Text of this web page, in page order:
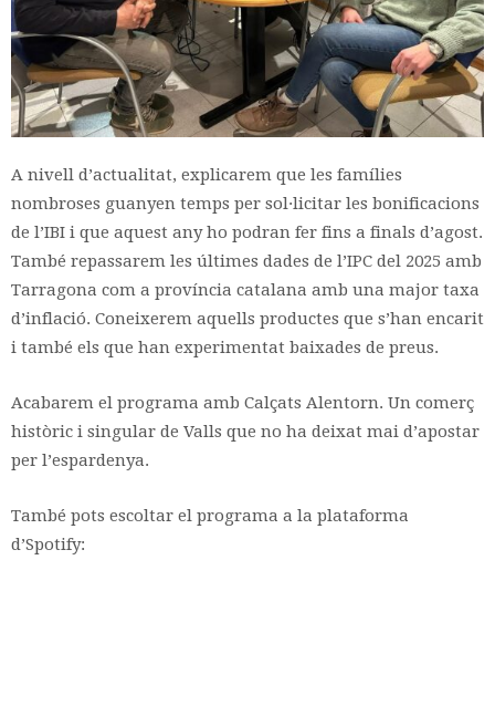
A nivell d’actualitat, explicarem que les famílies
nombroses guanyen temps per sol·licitar les bonificacions
de l’IBI i que aquest any ho podran fer fins a finals d’agost.
També repassarem les últimes dades de l’IPC del 2025 amb
Tarragona com a província catalana amb una major taxa
d’inflació. Coneixerem aquells productes que s’han encarit
i també els que han experimentat baixades de preus.
Acabarem el programa amb Calçats Alentorn. Un comerç
històric i singular de Valls que no ha deixat mai d’apostar
per l’espardenya.
També pots escoltar el programa a la plataforma
d’Spotify: